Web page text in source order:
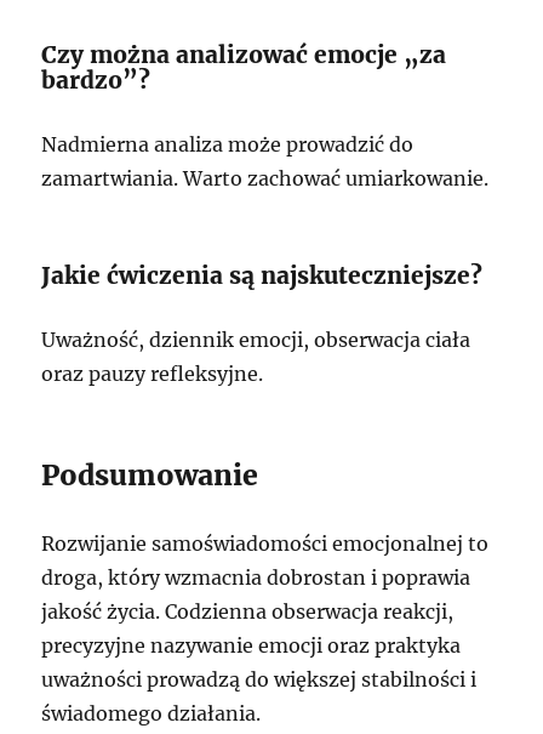
Czy można analizować emocje „za
bardzo”?
Nadmierna analiza może prowadzić do
zamartwiania. Warto zachować umiarkowanie.
Jakie ćwiczenia są najskuteczniejsze?
Uważność, dziennik emocji, obserwacja ciała
oraz pauzy refleksyjne.
Podsumowanie
Rozwijanie samoświadomości emocjonalnej to
droga, który wzmacnia dobrostan i poprawia
jakość życia. Codzienna obserwacja reakcji,
precyzyjne nazywanie emocji oraz praktyka
uważności prowadzą do większej stabilności i
świadomego działania.